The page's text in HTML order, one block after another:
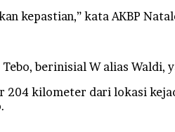
kepastian,” kata AKBP
berinisial W alias Waldi,
kilometer dari lokasi